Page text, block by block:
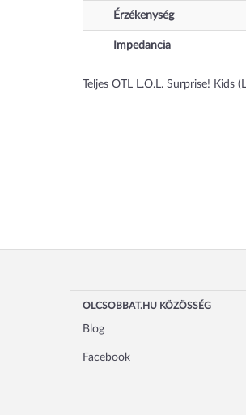
Érzékenység
Impedancia
Teljes OTL L.O.L. Surprise! Kids
OLCSOBBAT.HU KÖZÖSSÉG
Blog
Facebook